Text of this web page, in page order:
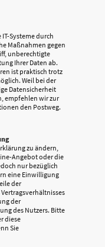
Systeme durch
Maßnahmen gegen
unberechtigte
Ihrer Daten ab.
ist praktisch trotz
Weil bei der
Datensicherheit
empfehlen wir zur
den Postweg.
zu ändern,
Angebot oder die
nur bezüglich
eine Einwilligung
der
der
des Nutzers. Bitte
diese
Sie